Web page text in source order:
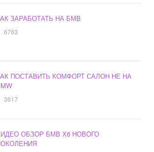
ЗАРАБОТАТЬ НА БМВ
6763
ПОСТАВИТЬ КОМФОРТ САЛОН НЕ НА
3617
ОБЗОР БМВ Х6 НОВОГО